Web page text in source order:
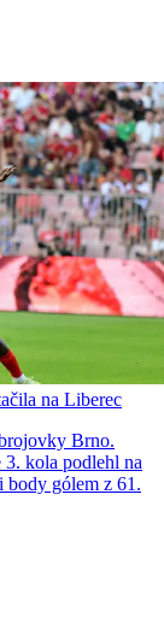
na Liberec
Brno.
3. kola podlehl na
body gólem z 61.